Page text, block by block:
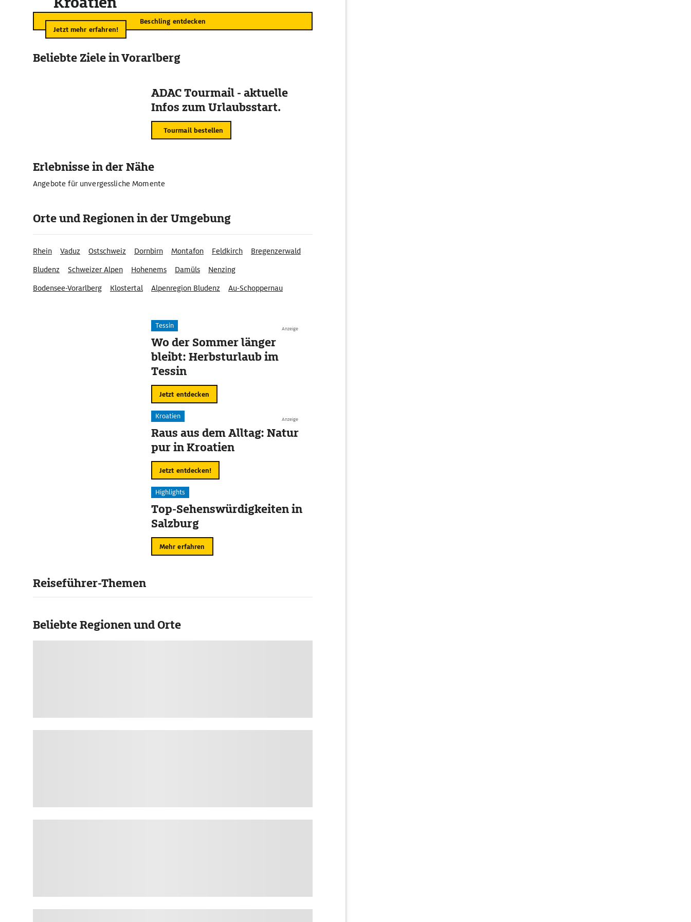
Beschling entdecken
Jetzt mehr erfahren!
Beliebte Ziele in Vorarlberg
ADAC Tourmail - aktuelle
Infos zum Urlaubsstart.
Tourmail bestellen
Erlebnisse in der Nähe
Angebote für unvergessliche Momente
Orte und Regionen in der Umgebung
Rhein Vaduz Ostschweiz Dornbirn Montafon Feldkirch
Bregenzerwald
Bludenz
Schweizer Alpen Hohenems Damüls
Nenzing
Bodensee-Vorarlberg
Klostertal Alpenregion Bludenz Au-Schoppernau
Anzeige
Tessin
Wo der Sommer länger
bleibt: Herbsturlaub im
Tessin
Jetzt entdecken
Anzeige
Kroatien
Raus aus dem Alltag: Natur
pur in Kroatien
Jetzt entdecken!
Highlights
Top-Sehenswürdigkeiten in
Salzburg
Mehr erfahren
Reiseführer-Themen
Beliebte Regionen und Orte